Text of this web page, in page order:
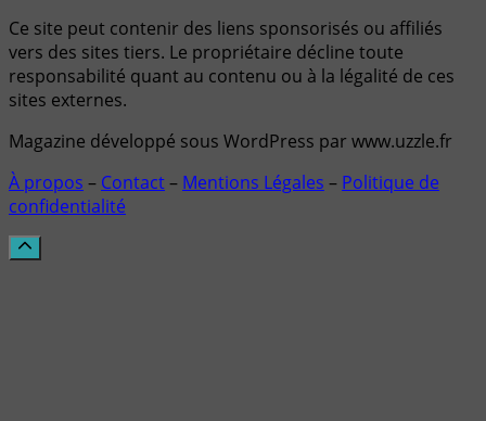
Ce site peut contenir des liens sponsorisés ou affiliés
vers des sites tiers. Le propriétaire décline toute
responsabilité quant au contenu ou à la légalité de ces
sites externes.
Magazine développé sous WordPress par www.uzzle.fr
À propos – Contact– Mentions Légales – Politique de
confidentialité